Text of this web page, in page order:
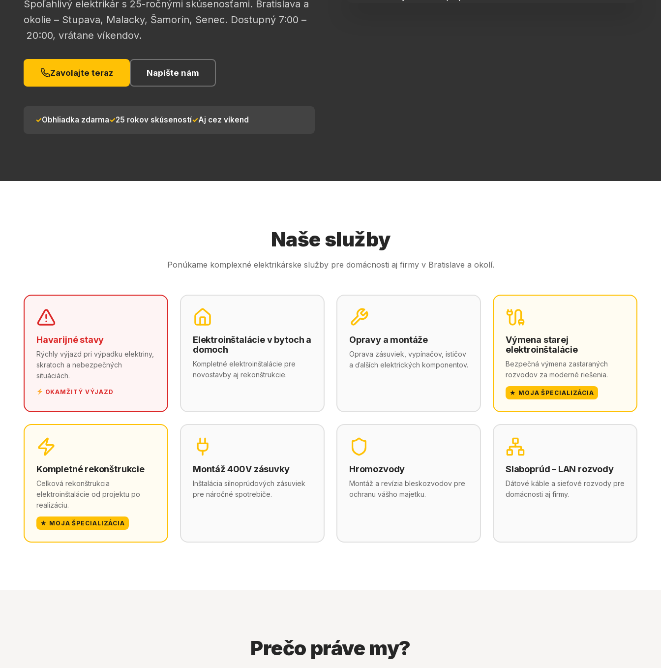
Spoľahlivý elektrikár s 25-ročnými skúsenosťami. Bratislava a
okolie – Stupava, Malacky, Šamorín, Senec. Dostupný 7:00 –
20:00, vrátane víkendov.
Zavolajte teraz Napíšte nám
Obhliadka zdarma 25 rokov skúseností Aj cez víkend
Naše služby
Ponúkame komplexné elektrikárske služby pre domácnosti aj firmy v Bratislave a okolí.
Havarijné stavy
Rýchly výjazd pri výpadku elektriny,
skratoch a nebezpečných
situáciách.
OKAMŽITÝ VÝJAZD
Elektroinštalácie v bytoch a
domoch
Kompletné elektroinštalácie pre
novostavby aj rekonštrukcie.
Opravy a montáže
Oprava zásuviek, vypínačov, ističov
a ďalších elektrických komponentov.
Výmena starej
elektroinštalácie
Bezpečná výmena zastaraných
rozvodov za moderné riešenia.
★ MOJA ŠPECIALIZÁCIA
Kompletné rekonštrukcie
Celková rekonštrukcia
elektroinštalácie od projektu po
realizáciu.
★ MOJA ŠPECIALIZÁCIA
Montáž 400V zásuvky
Inštalácia silnoprúdových zásuviek
pre náročné spotrebiče.
Hromozvody
Montáž a revízia bleskozvodov pre
ochranu vášho majetku.
Slaboprúd – LAN rozvody
Dátové káble a sieťové rozvody pre
domácnosti aj firmy.
Prečo práve my?